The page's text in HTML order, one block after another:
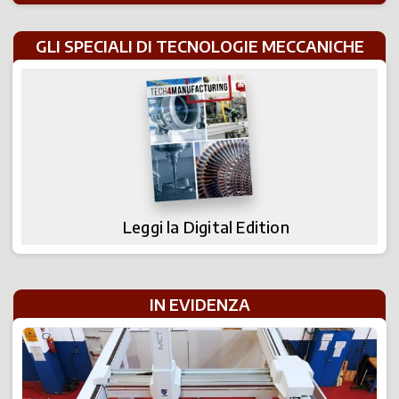
GLI SPECIALI DI TECNOLOGIE MECCANICHE
Leggi la Digital Edition
IN EVIDENZA